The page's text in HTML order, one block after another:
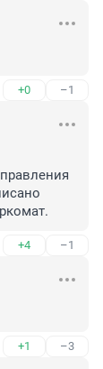
+0 –1
+4 –1
+1 –3